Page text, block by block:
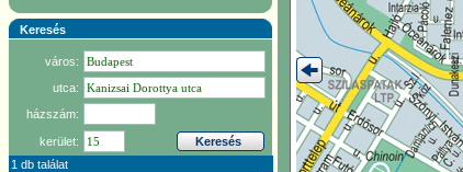
Keresés
város:
utca:
házszám:
kerület:
1 db találat